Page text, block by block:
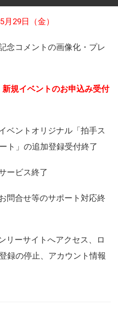
月29日（金）
念コメントの画像化・プレ
規イベントのお申込み受付
ベントオリジナル「拍手ス
ト」の追加登録受付終了
ービス終了
問合せ等のサポート対応終
リーサイトへアクセス、ロ
録の停止、アカウント情報